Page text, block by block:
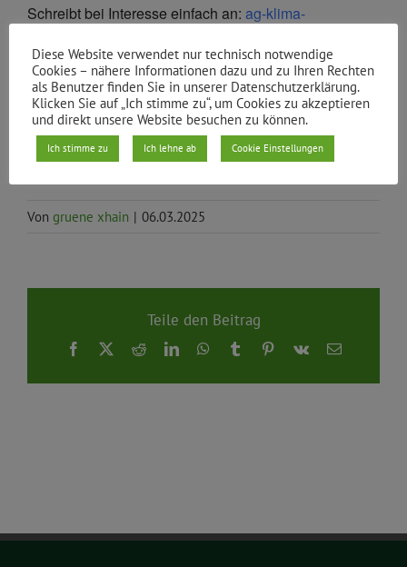
Schreibt bei Interesse einfach an: ag-klima-
Beitreten Zoom Meeting:
https://eu02web.zoom-x.de/j/67729203390?
pwd=eE9hTkF2NUlKb3dGaUJUUlZ1VlBwdz09
Meeting-ID: 685 8652 4319
Kenncode: 300806
Von gruene xhain | 06.03.2025
Teile den Beitrag
Facebook
X RedditLinkedInWhatsApp
TumblrPinterest
Vk
E-
Diese Website verwendet nur technisch notwendige
Cookies – nähere Informationen dazu und zu Ihren Rechten
als Benutzer finden Sie in unserer Datenschutzerklärung.
Klicken Sie auf „Ich stimme zu“, um Cookies zu akzeptieren
und direkt unsere Website besuchen zu können.
Ich stimme zu Ich lehne ab Cookie Einstellungen